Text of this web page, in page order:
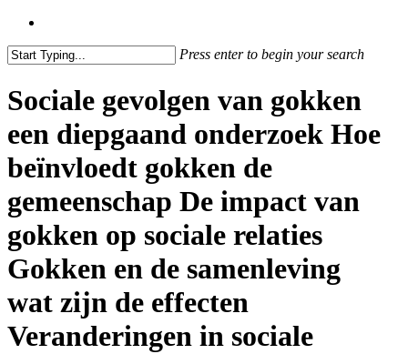
Press enter to begin your search
Search
Sociale gevolgen van gokken
een diepgaand onderzoek Hoe
beïnvloedt gokken de
gemeenschap De impact van
gokken op sociale relaties
Gokken en de samenleving
wat zijn de effecten
Veranderingen in sociale